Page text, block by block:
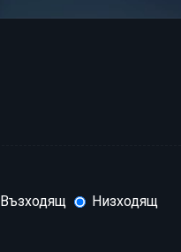
Възходящ Низходящ